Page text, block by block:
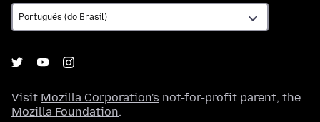
Visit Mozilla Corporation's not-for-profit parent, the
Mozilla Foundation.